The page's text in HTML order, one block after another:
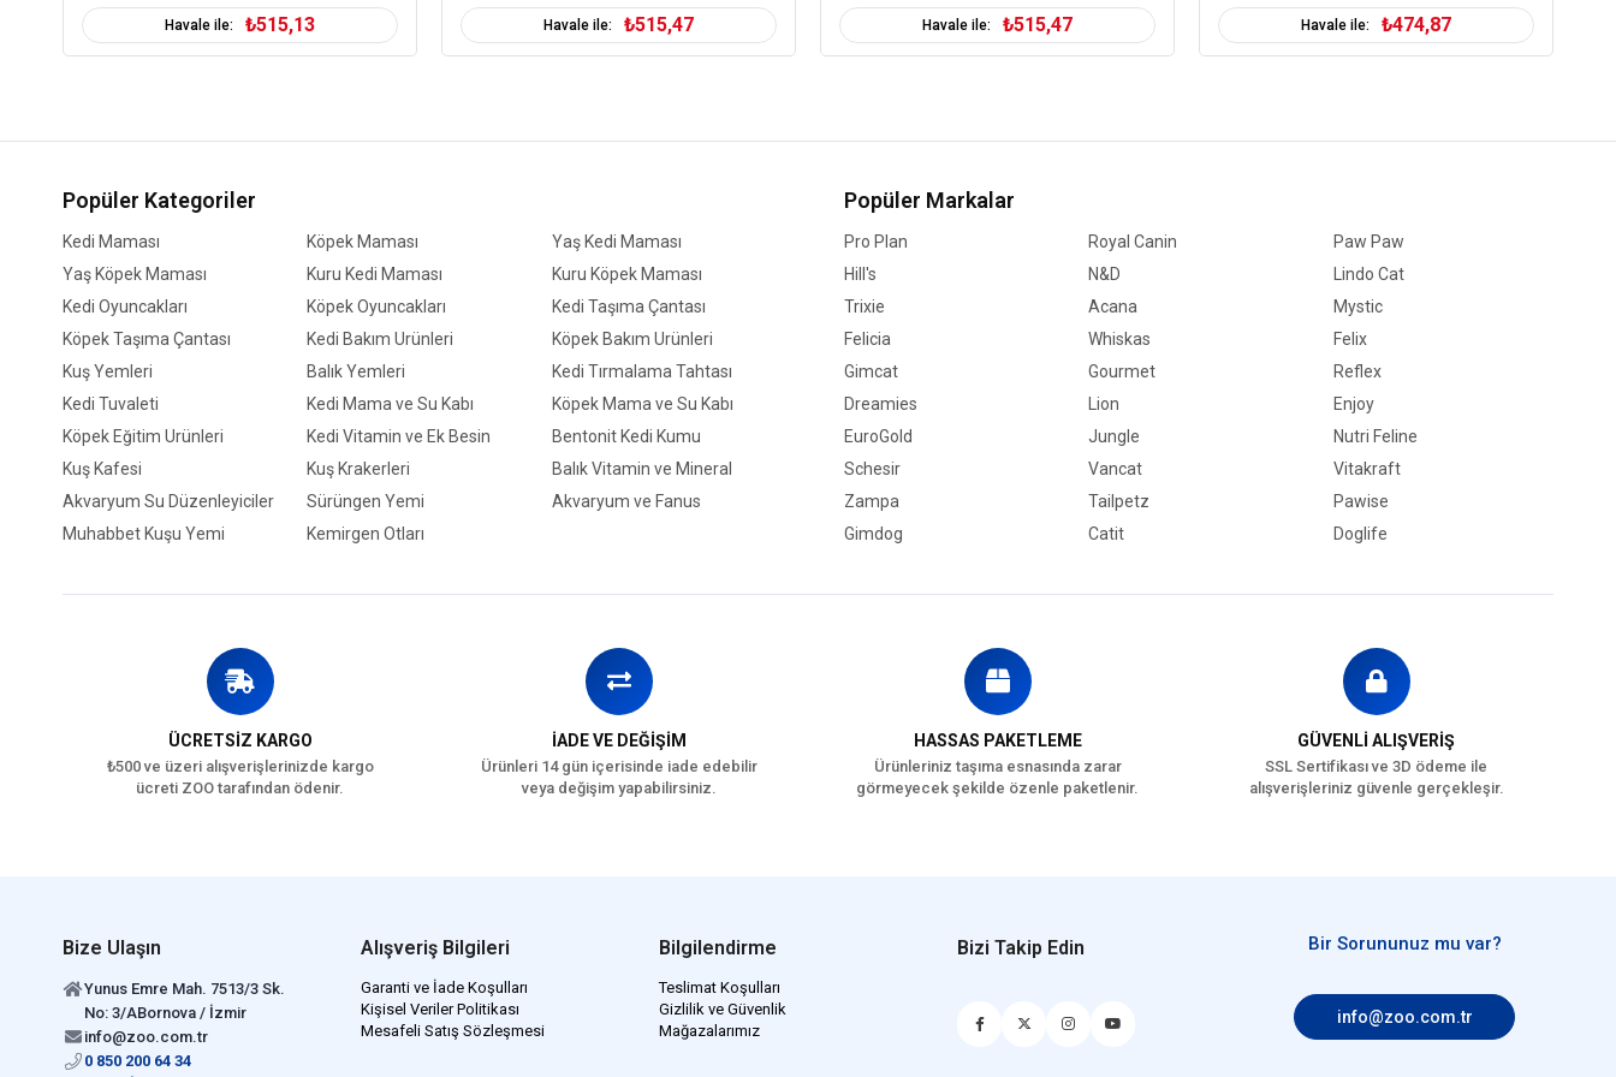
Kedinizin tuvaleti kapalı ise sık sık havalandırınız.
Kedinizin tuvaletini su ve mama kabından uzakta tutunuz.
Karakteristik
Özel İhtiyaç Sabunlu
Cinsi Bentonit
Havale ile: ₺515,13 Havale ile: ₺515,47 Havale ile: ₺515,47 Havale ile: ₺474,87
Popüler Kategoriler
Kedi Maması Köpek Maması
Yaş Kedi Maması
Yaş Köpek Maması
Kuru Kedi Maması
Kuru Köpek Maması
Kedi Oyuncakları
Köpek Oyuncakları
Kedi Taşıma Çantası
Köpek Taşıma Çantası
Kedi Bakım Ürünleri
Köpek Bakım Ürünleri
Kuş Yemleri
Balık Yemleri
Kedi Tırmalama Tahtası
Kedi Tuvaleti
Kedi Mama ve Su Kabı
Köpek Mama ve Su Kabı
Köpek Eğitim Ürünleri
Kedi Vitamin ve Ek Besin
Bentonit Kedi Kumu
Kuş Kafesi
Kuş Krakerleri
Balık Vitamin ve Mineral
Akvaryum Su Düzenleyiciler
Sürüngen Yemi
Akvaryum ve Fanus
Muhabbet Kuşu Yemi
Kemirgen Otları
Popüler Markalar
Pro Plan Royal Canin
Paw Paw
Hill's
N&D
Lindo Cat
Trixie
Acana
Mystic
Felicia
Whiskas
Felix
Gimcat
Gourmet
Reflex
Dreamies
Lion
Enjoy
EuroGold
Jungle
Nutri Feline
Schesir
Vancat
Vitakraft
Zampa
Tailpetz
Pawise
Gimdog
Catit Doglife
ÜCRETSİZ KARGO
₺500 ve üzeri alışverişlerinizde kargo
ücreti ZOO tarafından ödenir.
İADE VE DEĞİŞİM
Ürünleri 14 gün içerisinde iade edebilir
veya değişim yapabilirsiniz.
HASSAS PAKETLEME
Ürünleriniz taşıma esnasında zarar
görmeyecek şekilde özenle paketlenir.
GÜVENLİ ALIŞVERİŞ
SSL Sertifikası ve 3D ödeme ile
alışverişleriniz güvenle gerçekleşir.
Bize Ulaşın
Yunus Emre Mah. 7513/3 Sk.
No: 3/ABornova / İzmir
info@zoo.com.tr
0 850 200 64 34
Alışveriş Bilgileri
Garanti ve İade Koşulları
Kişisel Veriler Politikası
Mesafeli Satış Sözleşmesi
Bilgilendirme
Teslimat Koşulları
Gizlilik ve Güvenlik
Mağazalarımız
Bizi Takip Edin Bir Sorununuz mu var?
info@zoo.com.tr